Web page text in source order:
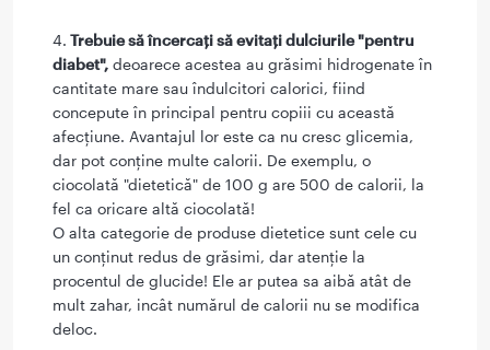
4. Trebuie să încercați să evitați dulciurile "pentru
diabet", deoarece acestea au grăsimi hidrogenate în
cantitate mare sau îndulcitori calorici, fiind
concepute în principal pentru copiii cu această
afecțiune. Avantajul lor este ca nu cresc glicemia,
dar pot conţine multe calorii. De exemplu, o
ciocolată "dietetică" de 100 g are 500 de calorii, la
fel ca oricare altă ciocolată!
O alta categorie de produse dietetice sunt cele cu
un conținut redus de grăsimi, dar atenție la
procentul de glucide! Ele ar putea sa aibă atât de
mult zahar, incât numărul de calorii nu se modifica
deloc.